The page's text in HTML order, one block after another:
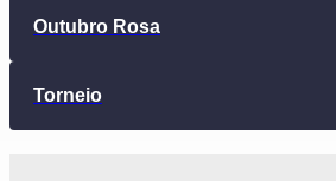
Outubro Rosa
Torneio